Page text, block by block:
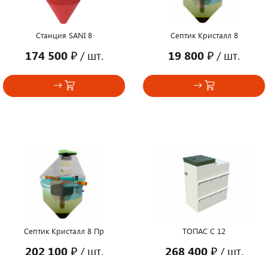
Станция SANI 8
174 500 ₽/ шт.
Септик Кристалл 8
19 800 ₽ / шт.
Септик Кристалл 8 Пр
202 100 ₽/ шт.
ТОПАС С 12
268 400 ₽/ шт.